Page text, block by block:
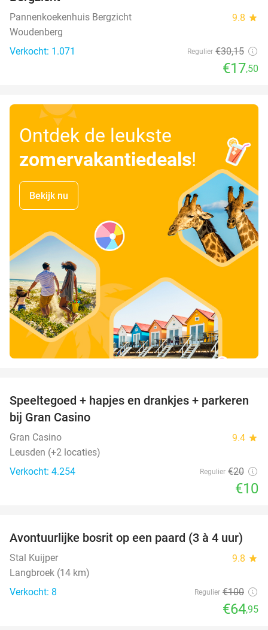
Pannenkoekenhuis Bergzicht 9.8 star
Woudenberg
Verkocht: 1.071
Regulier €30,15
€17,50
Ontdek de leukste
zomervakantiedeals!
Bekijk nu
50%
Speeltegoed + hapjes en drankjes + parkeren
bij Gran Casino
Gran Casino 9.4 star
Leusden (+2 locaties)
Verkocht: 4.254
Regulier €20
€10
35%
Avontuurlijke bosrit op een paard (3 à 4 uur)
Stal Kuijper 9.8 star
Langbroek (14 km)
Verkocht: 8
Regulier €100
€64,95